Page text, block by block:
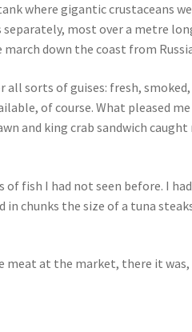
where gigantic crustaceans
most over a metre
down the coast from
all sorts of guises: fresh,
of course. What pleased
and king crab sandwich
fish I had not seen before. I
in chunks the size of a tuna
meat at the market, there it